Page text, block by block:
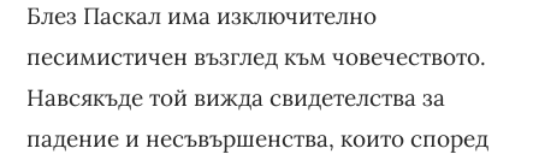
Блез Паскал има изключително
песимистичен възглед към човечеството.
Навсякъде той вижда свидетелства за
падение и несъвършенства, които според